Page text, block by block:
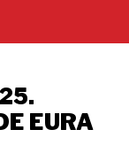
EURA